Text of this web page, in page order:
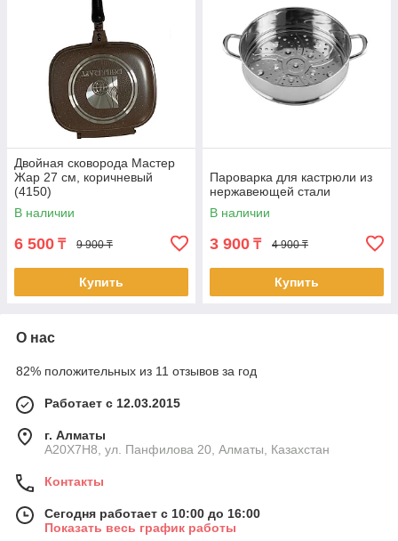
Двойная сковорода Мастер
Жар 27 см, коричневый
(4150)
В наличии
6 500 ₸ 9 900 ₸
Купить
Пароварка для кастрюли из
нержавеющей стали
В наличии
3 900 ₸ 4 900 ₸
Купить
О нас
82% положительных из 11 отзывов за год
Работает с 12.03.2015
г. Алматы
A20X7H8, ул. Панфилова 20, Алматы, Казахстан
Контакты
Сегодня работает с 10:00 до 16:00
Показать весь график работы